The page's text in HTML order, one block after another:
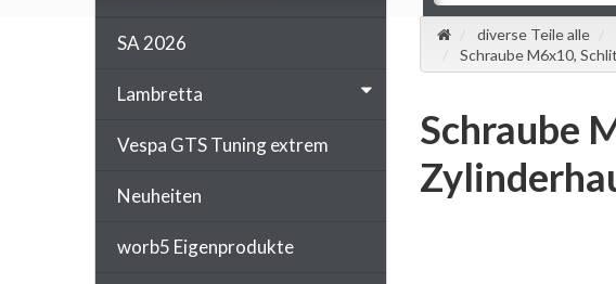
diverse Teile alle
Schraube M6x10,
Schraube
SA 2026
Lambretta
Vespa GTS Tuning extrem
Neuheiten
worb5 Eigenprodukte